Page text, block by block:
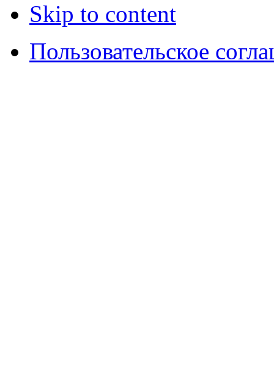
Skip to content
Пользовательское